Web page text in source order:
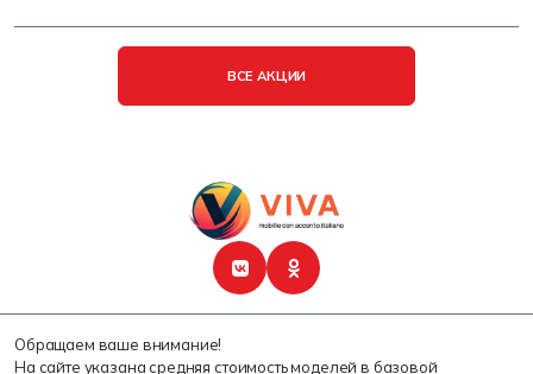
ВСЕ АКЦИИ
Обращаем ваше внимание!
На сайте указана средняя стоимость моделей в базовой